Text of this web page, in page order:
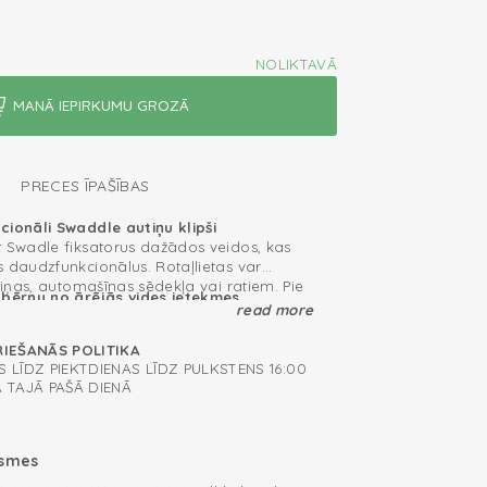
NOLIKTAVĀ
PRECES ĪPAŠĪBAS
Swaddle autiņu klipši
fiksatorus dažādos veidos, kas
daudzfunkcionālus. Rotaļlietas var
automašīnas sēdekļa vai ratiem. Pie
ratiem Jūs varat piestiprināt arī
no ārējās vides ietekmes
klipšus, lai pasargātu mazuli no
ka jūsu mazulis var mierīgi
ratiņos. Pievērsiet uzmanību, lai jūs
ratiņus vai maxi cosi.
read more
POLITIKA
LĪDZ PIEKTDIENAS LĪDZ PULKSTENS 16:00
TAJĀ PAŠĀ DIENĀ